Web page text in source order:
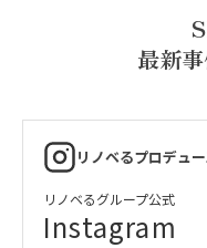
最新
リノベるプロデュ
リノベるグループ公式
Instagram